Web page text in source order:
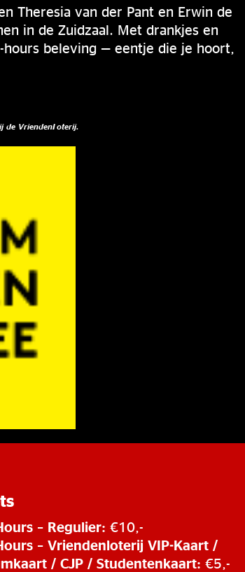
Theresia van der Pant en Erwin de
in de Zuidzaal. Met drankjes en
beleving — eentje die je hoort,
de VriendenLoterij.
– Regulier: €10,-
– Vriendenloterij VIP-Kaart /
/ CJP / Studentenkaart: €5,-